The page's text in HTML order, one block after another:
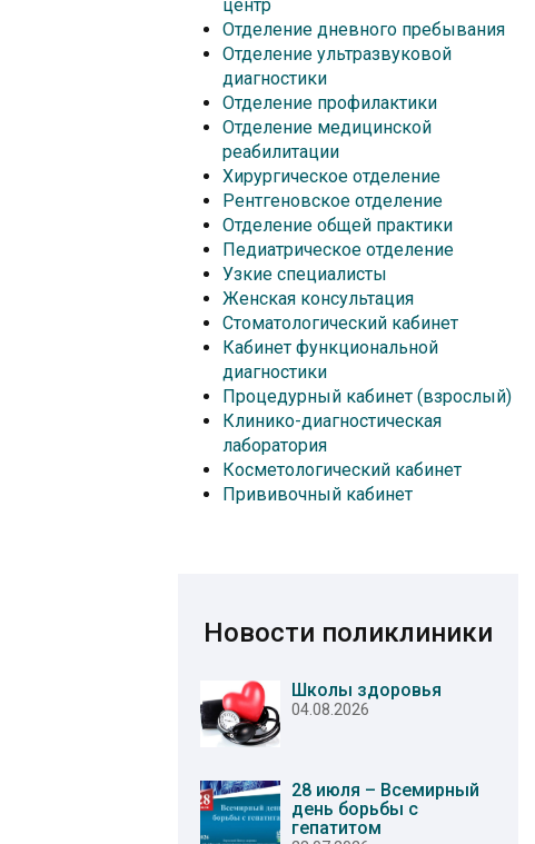
центр
Отделение дневного пребывания
Отделение ультразвуковой
диагностики
Отделение профилактики
Отделение медицинской
реабилитации
Хирургическое отделение
Рентгеновское отделение
Отделение общей практики
Педиатрическое отделение
Узкие специалисты
Женская консультация
Стоматологический кабинет
Кабинет функциональной
диагностики
Процедурный кабинет (взрослый)
Клинико-диагностическая
лаборатория
Косметологический кабинет
Прививочный кабинет
Новости поликлиники
Школы здоровья
04.08.2026
28 июля – Всемирный
день борьбы с
гепатитом